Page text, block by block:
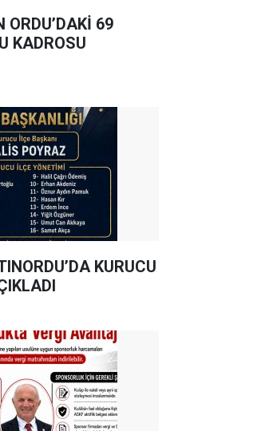
ORDU’DAKİ 69
KADROSU
KURUCU